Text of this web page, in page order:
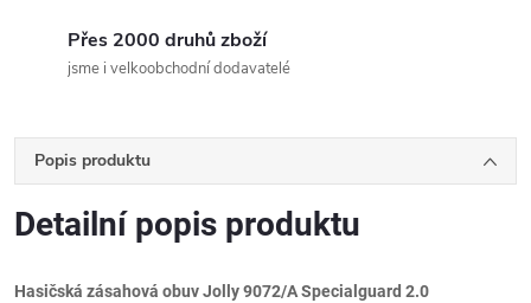
Přes 2000 druhů zboží
jsme i velkoobchodní dodavatelé
Popis produktu
Detailní popis produktu
Hasičská zásahová obuv Jolly 9072/A Specialguard 2.0